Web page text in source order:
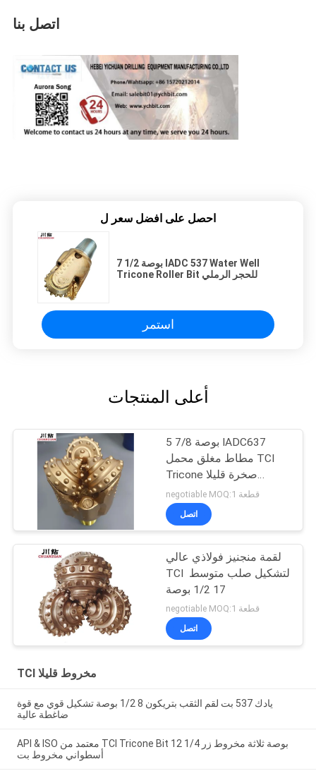
اتصل بنا
احصل على افضل سعر ل
7 1/2 بوصة IADC 537 Water Well
Tricone Roller Bit للحجر الرملي
استمر
أعلى المنتجات
5 7/8 بوصة IADC637
مطاط مغلق محمل TCI
Tricone صخرة قليلا
للتشكيل الصلب حفر البئر
negotiable MOQ:1 قطعة
اتصل
لقمة منجنيز فولاذي عالي
TCI لتشكيل صلب متوسط ​​
17 1/2 بوصة
negotiable MOQ:1 قطعة
اتصل
TCI مخروط قليلا
يادك 537 بت لقم الثقب بتريكون 8 1/2 بوصة تشكيل قوي مع قوة
ضاغطة عالية
API & ISO معتمد من TCI Tricone Bit 12 1/4 بوصة ثلاثة مخروط زر
أسطواني مخروط بت